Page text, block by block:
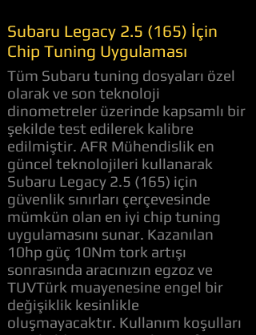
Subaru Legacy 2.5 (165) İçin
Chip Tuning Uygulaması
Tüm Subaru tuning dosyaları özel
olarak ve son teknoloji
dinometreler üzerinde kapsamlı bir
şekilde test edilerek kalibre
edilmiştir. AFR Mühendislik en
güncel teknolojileri kullanarak
Subaru Legacy 2.5 (165) için
güvenlik sınırları çerçevesinde
mümkün olan en iyi chip tuning
uygulamasını sunar. Kazanılan
10hp güç 10Nm tork artışı
sonrasında aracınızın egzoz ve
TUVTürk muayenesine engel bir
değişiklik kesinlikle
oluşmayacaktır. Kullanım koşulları